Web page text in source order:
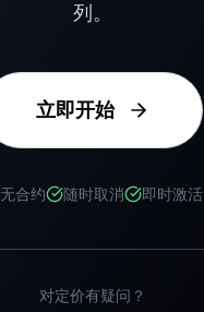
列。
立即开始
无合约 随时取消 即时激活
对定价有疑问？